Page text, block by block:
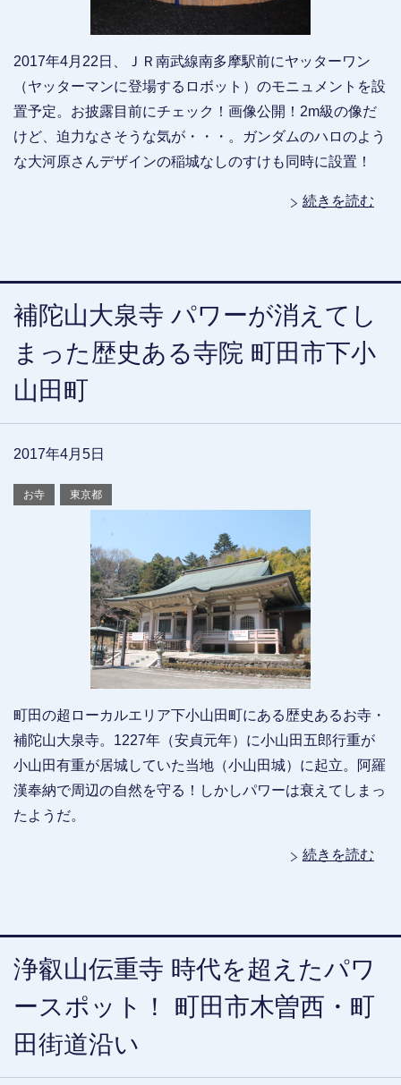
2017年4月22日、ＪＲ南武線南多摩駅前にヤッターワン
（ヤッターマンに登場するロボット）のモニュメントを設
置予定。お披露目前にチェック！画像公開！2m級の像だ
けど、迫力なさそうな気が・・・。ガンダムのハロのよう
な大河原さんデザインの稲城なしのすけも同時に設置！
続きを読む
補陀山大泉寺 パワーが消えてし
まった歴史ある寺院 町田市下小
山田町
2017年4月5日
お寺 東京都
町田の超ローカルエリア下小山田町にある歴史あるお寺・
補陀山大泉寺。1227年（安貞元年）に小山田五郎行重が
小山田有重が居城していた当地（小山田城）に起立。阿羅
漢奉納で周辺の自然を守る！しかしパワーは衰えてしまっ
たようだ。
続きを読む
浄叡山伝重寺 時代を超えたパワ
ースポット！ 町田市木曽西・町
田街道沿い